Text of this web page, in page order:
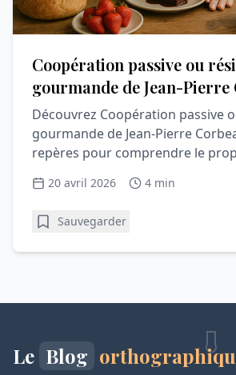
Coopération passive ou
gourmande de Jean-Pierre
Découvrez Coopération passive
gourmande de Jean-Pierre
repères pour comprendre le
20 avril 2026 4 min
Sauvegarder
Le Blog